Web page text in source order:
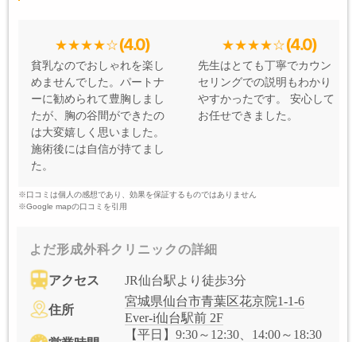
(4.0)
貧乳なのでおしゃれを楽し
めませんでした。パートナ
ーに勧められて豊胸しまし
たが、胸の谷間ができたの
は大変嬉しく思いました。
施術後には自信が持てまし
た。
(4.0)
先生はとても丁寧でカウン
セリングでの説明もわかり
やすかったです。 安心して
お任せできました。
※口コミは個人の感想であり、効果を保証するものではありません
※Google mapの口コミを引用
よだ形成外科クリニックの詳細
アクセス JR仙台駅より徒歩3分
住所
宮城県仙台市青葉区花京院1-1-6
Ever-i仙台駅前 2F
【平日】9:30～12:30、14:00～18:30